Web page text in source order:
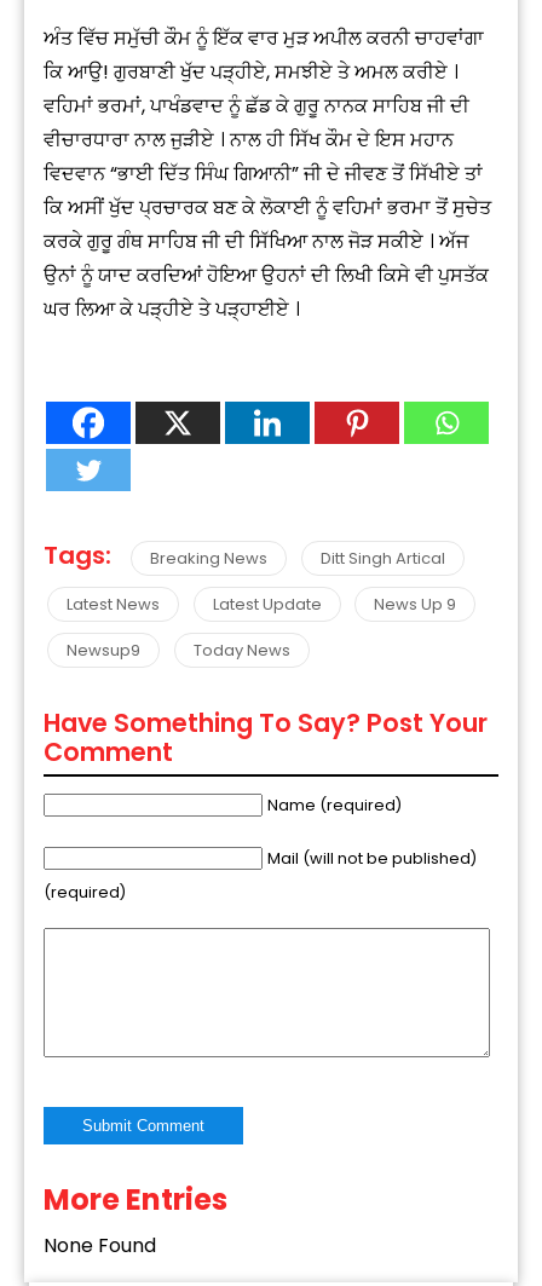
ਅੰਤ ਵਿੱਚ ਸਮੁੱਚੀ ਕੌਮ ਨੂੰ ਇੱਕ ਵਾਰ ਮੁੜ ਅਪੀਲ ਕਰਨੀ ਚਾਹਵਾਂਗਾ
ਕਿ ਆਉ! ਗੁਰਬਾਣੀ ਖੁੱਦ ਪੜ੍ਹੀਏ, ਸਮਝੀਏ ਤੇ ਅਮਲ ਕਰੀਏ ।
ਵਹਿਮਾਂ ਭਰਮਾਂ, ਪਾਖੰਡਵਾਦ ਨੂੰ ਛੱਡ ਕੇ ਗੁਰੂ ਨਾਨਕ ਸਾਹਿਬ ਜੀ ਦੀ
ਵੀਚਾਰਧਾਰਾ ਨਾਲ ਜੁੜੀਏ । ਨਾਲ ਹੀ ਸਿੱਖ ਕੌਮ ਦੇ ਇਸ ਮਹਾਨ
ਵਿਦਵਾਨ “ਭਾਈ ਦਿੱਤ ਸਿੰਘ ਗਿਆਨੀ” ਜੀ ਦੇ ਜੀਵਣ ਤੋਂ ਸਿੱਖੀਏ ਤਾਂ
ਕਿ ਅਸੀਂ ਖੁੱਦ ਪ੍ਰਚਾਰਕ ਬਣ ਕੇ ਲੋਕਾਈ ਨੂੰ ਵਹਿਮਾਂ ਭਰਮਾ ਤੋਂ ਸੁਚੇਤ
ਕਰਕੇ ਗੁਰੂ ਗੰਥ ਸਾਹਿਬ ਜੀ ਦੀ ਸਿੱਖਿਆ ਨਾਲ ਜੋੜ ਸਕੀਏ । ਅੱਜ
ਉਨਾਂ ਨੂੰ ਯਾਦ ਕਰਦਿਆਂ ਹੋਇਆ ਉਹਨਾਂ ਦੀ ਲਿਖੀ ਕਿਸੇ ਵੀ ਪੁਸਤੱਕ
ਘਰ ਲਿਆ ਕੇ ਪੜ੍ਹੀਏ ਤੇ ਪੜ੍ਹਾਈਏ ।
Tags: Breaking News
Ditt Singh Artical
Latest News
Latest Update
News Up 9
Newsup9
Today News
Have Something To Say? Post Your
Comment
Name (required)
Mail (will not be published)
(required)
Alternative:
More Entries
None Found